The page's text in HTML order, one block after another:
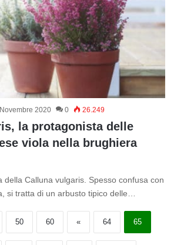
2020 0 26.249
la protagonista delle
viola nella brughiera
della Calluna vulgaris. Spesso confusa con
si tratta di un arbusto tipico delle…
50 60 « 64 65